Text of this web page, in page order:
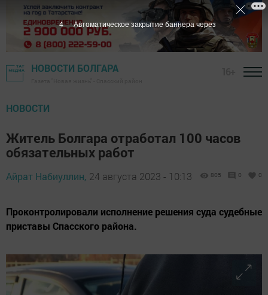
НОВОСТИ БОЛГАРА
НОВОСТИ
Житель Болгара отработал 100 часов
обязательных работ
Айрат Набиуллин, 24 августа 2023 - 10:13 805 0 0
Проконтролировали исполнение решения суда судебные
приставы Спасского района.
2 Автоматическое закрытие баннера через